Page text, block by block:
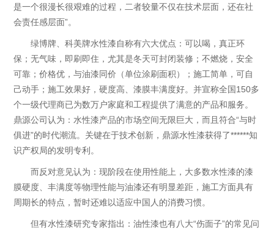
是一个很漫长很艰难的过程，二者较量不仅在技术层面，还在社
会责任感层面”。
绿博牌、科美牌水性漆自称有六大优点：可以喝，真正环
保；无气味，即刷即住，尤其是冬天可封闭装修；不燃烧，安全
可靠；价格优，与油漆同价（单位涂刷面积）；施工简单，可自
己动手；施工效果好，硬度高、漆膜丰满度好。并宣称全国150多
个一级代理商已为数万户家庭和工程提供了满意的产品和服务。
鼎源公司认为：水性漆产品的市场空间无限巨大，而且符合“与时
俱进”的时代潮流。关键在于技术创新，鼎源水性漆获得了******知
识产权局的发明专利。
而反对意见认为：现阶段在使用性能上，大多数水性漆的漆
膜硬度、丰满度等物理性能与油漆还有明显差距，施工方面具有
周期长的特点，暂时还难以适应中国人的消费习惯。
但有水性漆研究专家指出：油性漆也有八大“伤面子”的常见问